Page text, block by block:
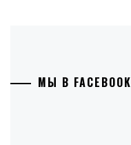
МЫ В FACEBOOK